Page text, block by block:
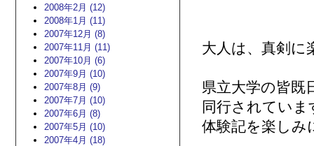
2008年2月 (12)
2008年1月 (11)
2007年12月 (8)
2007年11月 (11)
2007年10月 (6)
2007年9月 (10)
2007年8月 (9)
2007年7月 (10)
2007年6月 (8)
2007年5月 (10)
2007年4月 (18)
大人は、真剣に
県立大学の皆既
同行されていま
体験記を楽しみ